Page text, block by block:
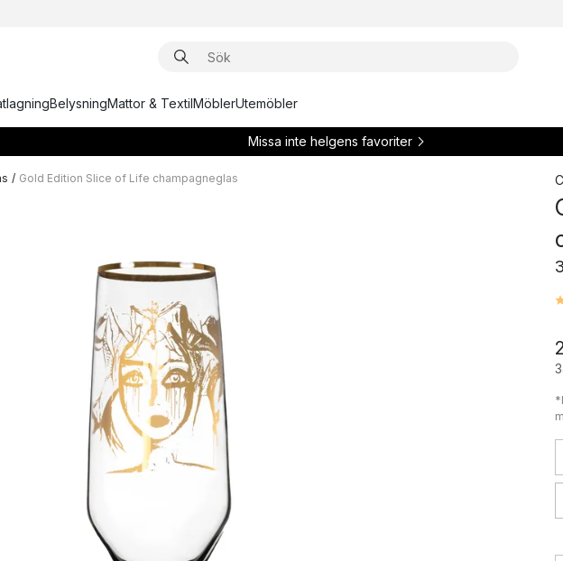
BelysningMattor & TextilMöblerUtemöbler
Missa inte helgens favoriter
/ Gold Edition Slice of Life champagneglas